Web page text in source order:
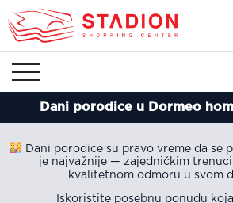
Dani porodice u Dormeo
Dani porodice su pravo vreme da se
je najvažnije — zajedničkim
kvalitetnom odmoru u svom
Iskoristite posebnu ponudu